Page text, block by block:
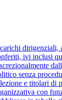
dirigenziali,
ivi inclusi
senza
e titolari di
con